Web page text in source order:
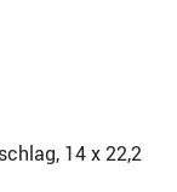
14 x 22,2